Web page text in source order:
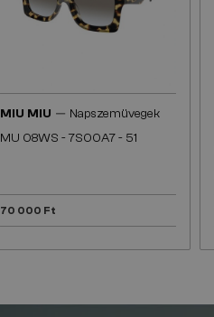
MIU MIU — Napszemüvegek
MU 08WS - 7S00A7 - 51
70 000 Ft